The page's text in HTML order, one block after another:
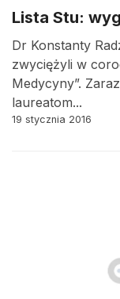
Lista Stu:
Dr Konstanty
zwyciężyli w
Medycyny”.
laureatom...
19 stycznia 2016